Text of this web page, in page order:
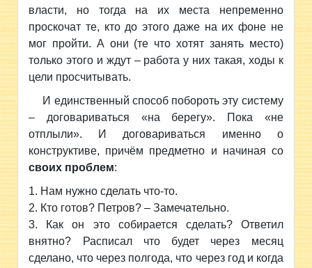
власти, но тогда на их места непременно
проскочат те, кто до этого даже на их фоне не
мог пройти. А они (те что хотят занять место)
только этого и ждут – работа у них такая, ходы к
цели просчитывать.
И единственный способ побороть эту систему
– договариваться «на берегу». Пока «не
отплыли». И договариваться именно о
конструктиве, причём предметно и начиная со
своих проблем:
Нам нужно сделать что-то.
Кто готов? Петров? – Замечательно.
Как он это собирается сделать? Ответил
внятно? Расписал что будет через месяц
сделано, что через полгода, что через год и когда